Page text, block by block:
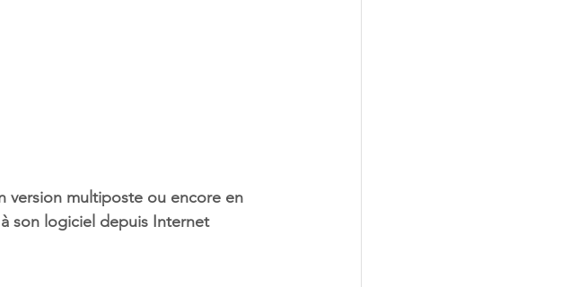
version multiposte ou encore en
son logiciel depuis Internet